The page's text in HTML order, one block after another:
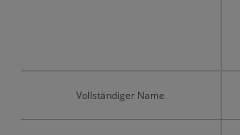
Vollständiger Name